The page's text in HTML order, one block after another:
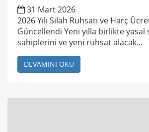
31 Mart 2026
2026 Yılı Silah Ruhsatı ve Harç
Güncellendi Yeni yılla birlikte yasal
sahiplerini ve yeni ruhsat alacak...
DEVAMINI OKU